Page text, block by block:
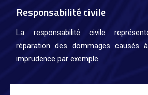
Responsabilité civile
La responsabilité civile
réparation des dommages causés
imprudence par exemple.